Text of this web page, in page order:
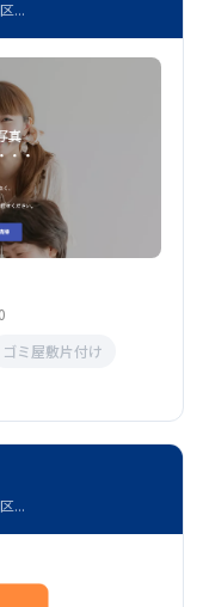
...
ゴミ屋敷片付け
...